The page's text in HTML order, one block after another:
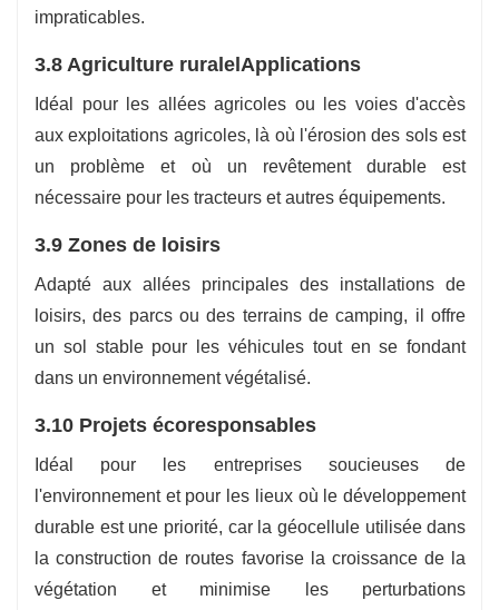
impraticables.
3.8 Agriculture rurale lApplications
Idéal pour les allées agricoles ou les voies d'accès
aux exploitations agricoles, là où l'érosion des sols est
un problème et où un revêtement durable est
nécessaire pour les tracteurs et autres équipements.
3.9 Zones de loisirs
Adapté aux allées principales des installations de
loisirs, des parcs ou des terrains de camping, il offre
un sol stable pour les véhicules tout en se fondant
dans un environnement végétalisé.
3.10 Projets écoresponsables
Idéal pour les entreprises soucieuses de
l'environnement et pour les lieux où le développement
durable est une priorité, car la géocellule utilisée dans
la construction de routes favorise la croissance de la
végétation et minimise les perturbations